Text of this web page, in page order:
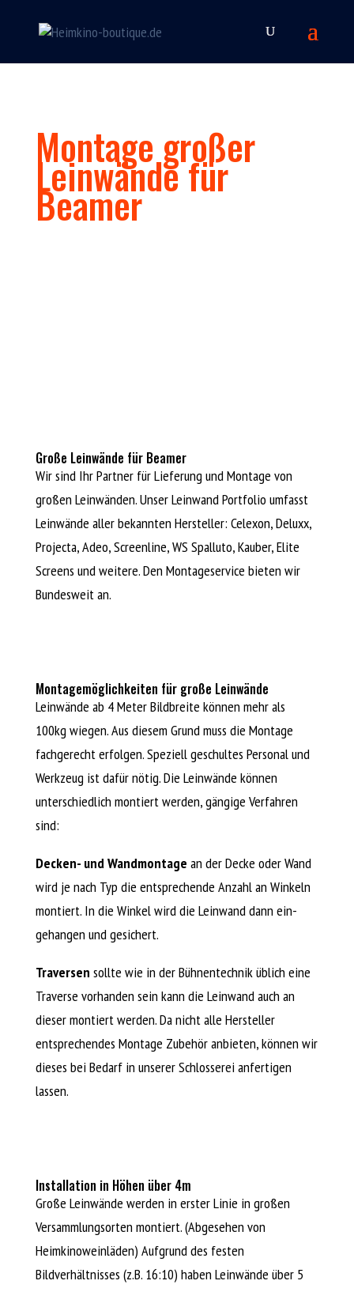
Montage großer
Leinwände für
Beamer
Große Leinwände für Beamer
Wir sind Ihr Partner für Lieferung und Montage von
großen Leinwänden.Unser Leinwand Portfolio umfasst
Leinwände aller bekannten Hersteller: Celexon, Deluxx,
Projecta, Adeo, Screenline, WS Spalluto, Kauber, Elite
Screens und weitere. Den Montageservice bieten wir
Bundesweit an.
Montagemöglichkeiten für große Leinwände
Leinwände ab 4 Meter Bildbreite können mehr als
100kg wiegen. Aus diesem Grund muss die Montage
fachgerecht erfolgen. Speziell geschultes Personal und
Werkzeug ist dafür nötig. Die Leinwände können
unterschiedlich montiert werden, gängige Verfahren
sind:
Decken- und Wandmontage an der Decke oder Wand
wird je nach Typ die entsprechende Anzahl an Winkeln
montiert. In die Winkel wird die Leinwand dann ein-
gehangen und gesichert.
Traversen sollte wie in der Bühnentechnik üblich eine
Traverse vorhanden sein kann die Leinwand auch an
dieser montiert werden. Da nicht alle Hersteller
entsprechendes Montage Zubehör anbieten, können wir
dieses bei Bedarf in unserer Schlosserei anfertigen
lassen.
Installation in Höhen über 4m
Große Leinwände werden in erster Linie in großen
Versammlungsorten montiert. (Abgesehen von
Heimkinoweinläden) Aufgrund des festen
Bildverhältnisses (z.B. 16:10) haben Leinwände über 5